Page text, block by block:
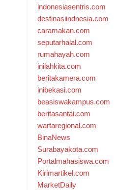
indonesiasentris.com
destinasiindnesia.com
caramakan.com
seputarhalal.com
rumahayah.com
inilahkita.com
beritakamera.com
inibekasi.com
beasiswakampus.com
beritasantai.com
wartaregional.com
BinaNews
Surabayakota.com
Portalmahasiswa.com
Kirimartikel.com
MarketDaily